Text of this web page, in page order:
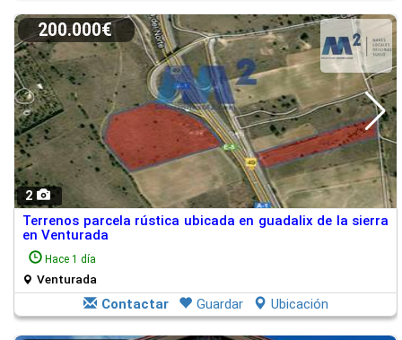
2
200.000€
Terrenos parcela rústica ubicada en guadalix de la sierra
en Venturada
Hace 1 día
Venturada
Contactar Guardar Ubicación